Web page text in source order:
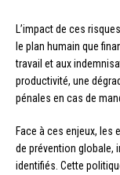
L’impact de ces
le plan humain que
travail et aux
productivité, une
pénales en cas de
Face à ces enjeux, les
de prévention globale,
identifiés. Cette